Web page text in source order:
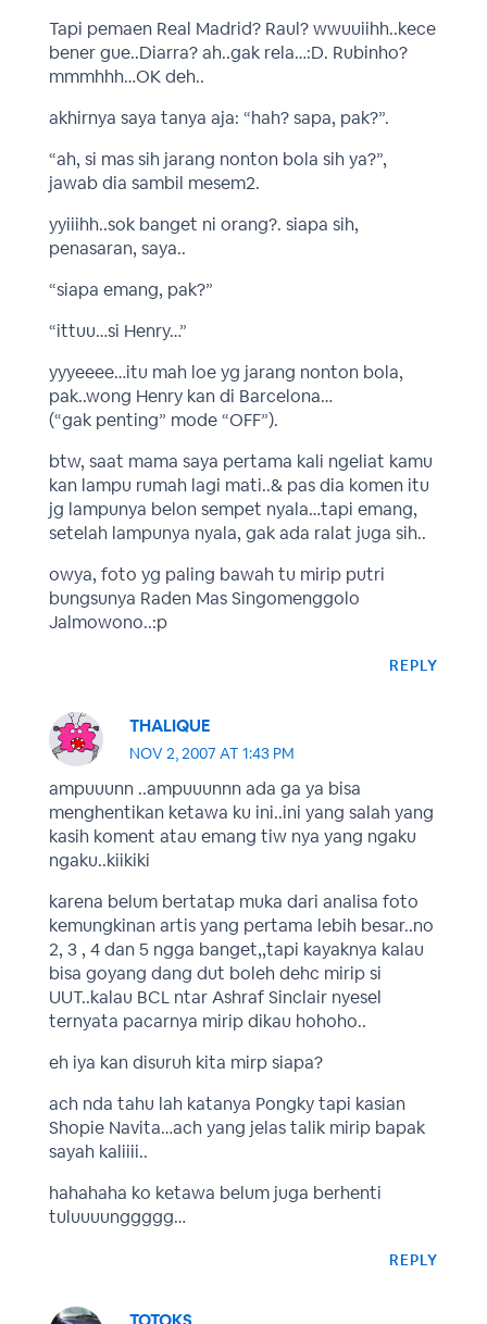
Tapi pemaen Real Madrid? Raul? wwuuiihh..kece
bener gue..Diarra? ah..gak rela…:D. Rubinho?
mmmhhh…OK deh..
akhirnya saya tanya aja: “hah? sapa, pak?”.
“ah, si mas sih jarang nonton bola sih ya?”,
jawab dia sambil mesem2.
yyiiihh..sok banget ni orang?. siapa sih,
penasaran, saya..
“siapa emang, pak?”
“ittuu…si Henry…”
yyyeeee…itu mah loe yg jarang nonton bola,
pak..wong Henry kan di Barcelona…
(“gak penting” mode “OFF”).
btw, saat mama saya pertama kali ngeliat kamu
kan lampu rumah lagi mati..& pas dia komen itu
jg lampunya belon sempet nyala…tapi emang,
setelah lampunya nyala, gak ada ralat juga sih..
owya, foto yg paling bawah tu mirip putri
bungsunya Raden Mas Singomenggolo
Jalmowono..:p
REPLY
THALIQUE
NOV 2, 2007 AT 1:43 PM
ampuuunn ..ampuuunnn ada ga ya bisa
menghentikan ketawa ku ini..ini yang salah yang
kasih koment atau emang tiw nya yang ngaku
ngaku..kiikiki
karena belum bertatap muka dari analisa foto
kemungkinan artis yang pertama lebih besar..no
2, 3 , 4 dan 5 ngga banget,,tapi kayaknya kalau
bisa goyang dang dut boleh dehc mirip si
UUT..kalau BCL ntar Ashraf Sinclair nyesel
ternyata pacarnya mirip dikau hohoho..
eh iya kan disuruh kita mirp siapa?
ach nda tahu lah katanya Pongky tapi kasian
Shopie Navita…ach yang jelas talik mirip bapak
sayah kaliiii..
hahahaha ko ketawa belum juga berhenti
tuluuuunggggg…
REPLY
TOTOKS